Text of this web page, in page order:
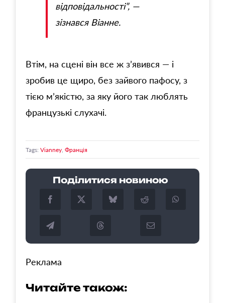
відповідальності”, —
зізнався Віанне.
Втім, на сцені він все ж з’явився — і
зробив це щиро, без зайвого пафосу, з
тією м’якістю, за яку його так люблять
французькі слухачі.
Tags: Vianney Франція
Поділитися новиною
Реклама
Читайте також: